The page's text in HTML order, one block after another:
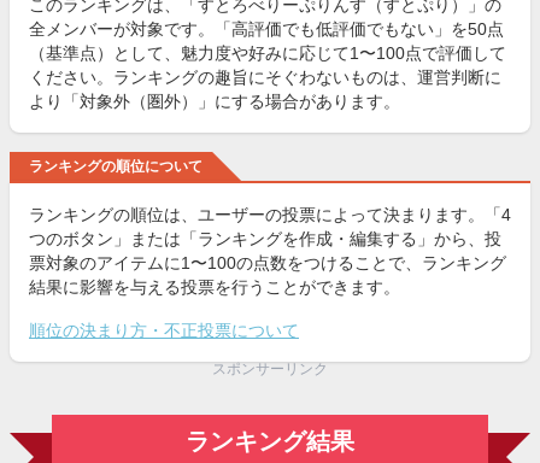
このランキングは、「すとろべりーぷりんす（すとぷり）」の
全メンバーが対象です。「高評価でも低評価でもない」を50点
（基準点）として、魅力度や好みに応じて1〜100点で評価して
ください。ランキングの趣旨にそぐわないものは、運営判断に
より「対象外（圏外）」にする場合があります。
ランキングの順位について
ランキングの順位は、ユーザーの投票によって決まります。「4
つのボタン」または「ランキングを作成・編集する」から、投
票対象のアイテムに1〜100の点数をつけることで、ランキング
結果に影響を与える投票を行うことができます。
順位の決まり方・不正投票について
スポンサーリンク
ランキング結果